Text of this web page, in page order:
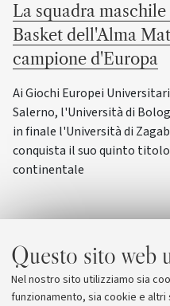
Questo sito web
Nel nostro sito utilizziamo sia
funzionamento, sia cookie e
La squadra maschile
Basket dell'Alma
campione d'Europa
Ai Giochi Europei
Salerno, l'Università di
in finale l'Università di
conquista il suo quinto titolo
continentale